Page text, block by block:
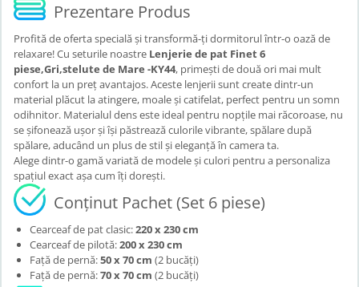
Prezentare Produs
Profită de oferta specială și transformă-ți dormitorul într-o oază de
relaxare! Cu seturile noastre Lenjerie de pat Finet 6
piese,Gri,stelute de Mare -KY44, primești de două ori mai mult
confort la un preț avantajos. Aceste lenjerii sunt create dintr-un
material plăcut la atingere, moale și catifelat, perfect pentru un somn
odihnitor. Materialul dens este ideal pentru nopțile mai răcoroase, nu
se șifonează ușor și își păstrează culorile vibrante, spălare după
spălare, aducând un plus de stil și eleganță în camera ta.
Alege dintr-o gamă variată de modele și culori pentru a personaliza
spațiul exact așa cum îți dorești.
Conținut Pachet (Set 6 piese)
Cearceaf de pat clasic:220 x 230 cm
Cearceaf de pilotă:200 x 230 cm
Față de pernă:50 x 70 cm (2 bucăți)
Față de pernă:70 x 70 cm (2 bucăți)